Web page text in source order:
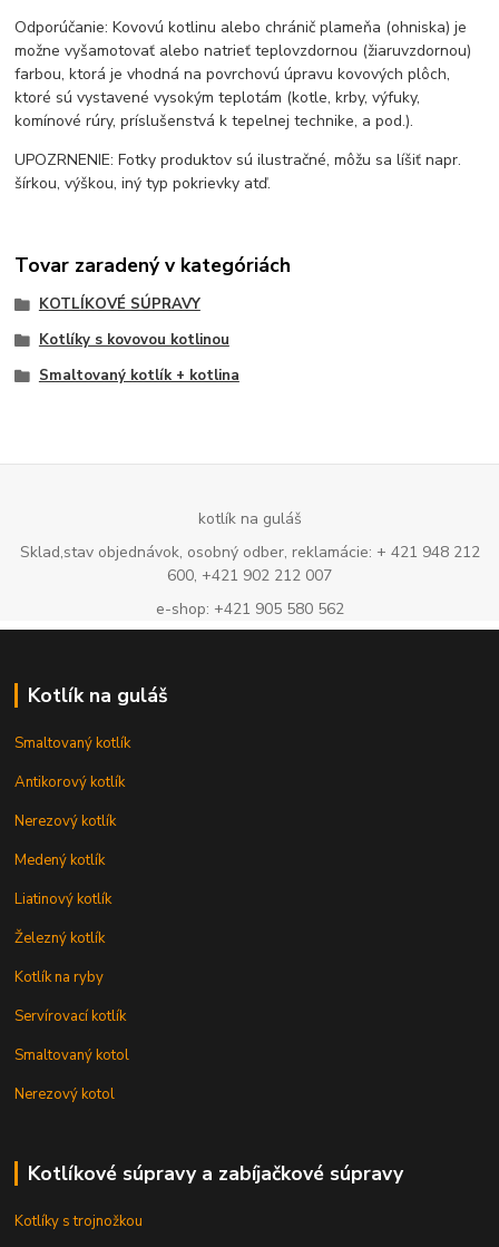
Odporúčanie: Kovovú kotlinu alebo chránič plameňa (ohniska) je
možne vyšamotovať alebo natrieť teplovzdornou (žiaruvzdornou)
farbou, ktorá je vhodná na povrchovú úpravu kovových plôch,
ktoré sú vystavené vysokým teplotám (kotle, krby, výfuky,
komínové rúry, príslušenstvá k tepelnej technike, a pod.).
UPOZRNENIE: Fotky produktov sú ilustračné, môžu sa líšiť napr.
šírkou, výškou, iný typ pokrievky atď.
Tovar zaradený v kategóriách
KOTLÍKOVÉ SÚPRAVY
Kotlíky s kovovou kotlinou
Smaltovaný kotlík + kotlina
kotlík na guláš
Sklad,stav objednávok, osobný odber, reklamácie: + 421 948 212
600, +421 902 212 007
e-shop: +421 905 580 562
Kotlík na guláš
Smaltovaný kotlík
Antikorový kotlík
Nerezový kotlík
Medený kotlík
Liatinový kotlík
Železný kotlík
Kotlík na ryby
Servírovací kotlík
Smaltovaný kotol
Nerezový kotol
Kotlíkové súpravy a zabíjačkové súpravy
Kotlíky s trojnožkou